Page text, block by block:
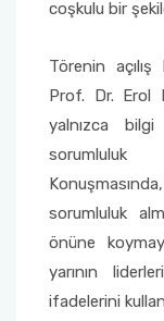
coşkulu bir
Törenin
Prof. Dr. Erol
yalnızca
sorumluluk
sorumluluk
önüne
yarının
ifadelerini
Faaliyet Raporları
Akademik Tören
İletişim Fakültesi
Kemer Denizcilik
Kumluca Sağlık
Manavgat Sosyal
Serik Gülsün
Sosyal Bilimler MYO
Teknik Bilimler MYO
Uluslararası
Sıkça Sorulan
Online Sağlık
Yönetim Sistemi)
Dış Kaynaklı
AB Projeleri
TÜBİTAK Projeleri
SciVal